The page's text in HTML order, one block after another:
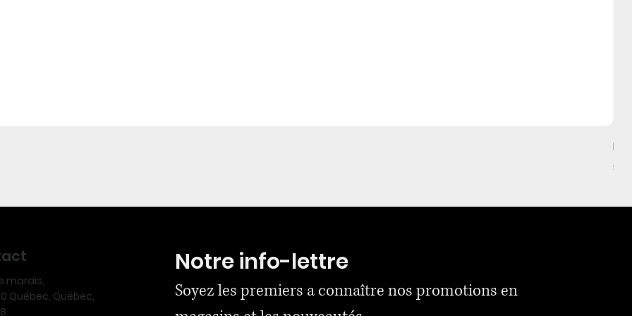
2
marais,
Québec, Québec,
Notre info-lettre
Soyez les premiers a connaître nos promotions en